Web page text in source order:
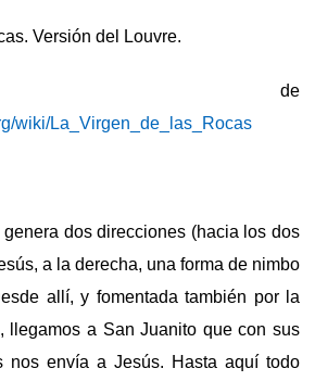
Versión del Louvre.
de
wiki/La_Virgen_de_las_Rocas
dos direcciones (hacia los dos
a la derecha, una forma de nimbo
allí, y fomentada también por la
llegamos a San Juanito que con sus
nos envía a Jesús. Hasta aquí todo